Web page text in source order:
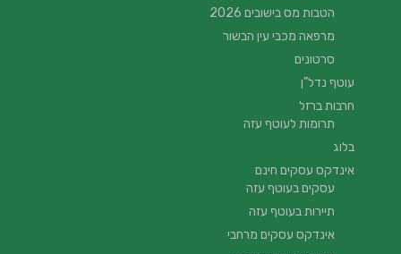
הטבות מס בישובים 2026
מרפאה מכבי עין הבשור
סרטונים
עוטף נדל”ן
חרבות ברזל
תרומות לעוטף עזה
בלוג
אינדקס עסקים חינם
עסקים בעוטף עזה
תיירות בעוטף עזה
אינדקס עסקים מרחבי